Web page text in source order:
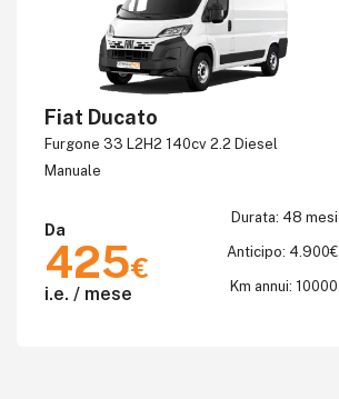
Fiat Ducato
Furgone 33 L2H2 140cv 2.2 Diesel
Manuale
Da
425€
i.e. / mese
Durata: 48 mesi
Anticipo: 4.900€
Km annui: 10000